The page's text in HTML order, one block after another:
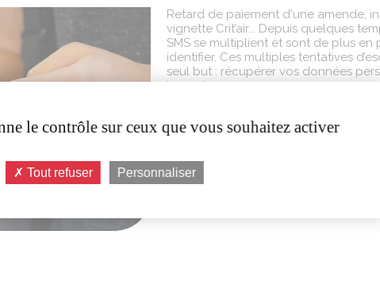
Retard de paiement d'une amende,
vignette Crit’air... Depuis quelques
SMS se multiplientet sontde plus en
identifier. Cesmultiples tentatives
seulbut : récupérer vos données
bancaires.
les
conseillepourvousaider à les
le contrôle sur ceux que vous souhaitez activer
Tout refuser Personnaliser